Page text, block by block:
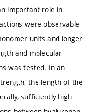
important role in
were observable
units and longer
and molecular
was tested. In an
the length of the
sufficiently high